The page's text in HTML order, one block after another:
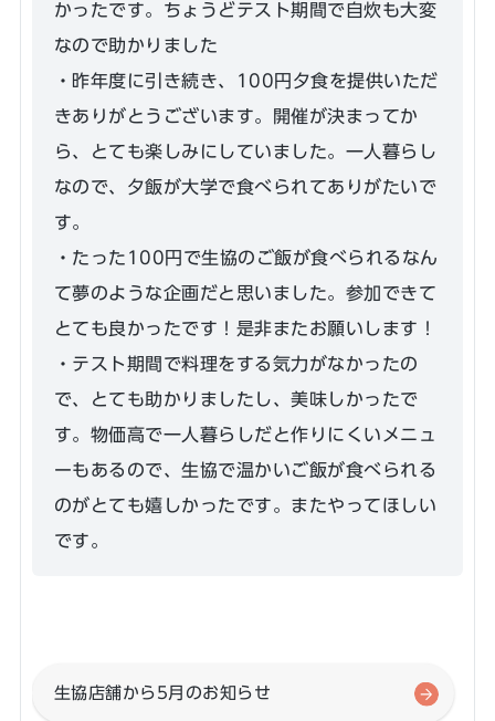
かったです。ちょうどテスト期間で自炊も大変
なので助かりました
・昨年度に引き続き、100円夕食を提供いただ
きありがとうございます。開催が決まってか
ら、とても楽しみにしていました。一人暮らし
なので、夕飯が大学で食べられてありがたいで
す。
・たった100円で生協のご飯が食べられるなん
て夢のような企画だと思いました。参加できて
とても良かったです！是非またお願いします！
・テスト期間で料理をする気力がなかったの
で、とても助かりましたし、美味しかったで
す。物価高で一人暮らしだと作りにくいメニュ
ーもあるので、生協で温かいご飯が食べられる
のがとても嬉しかったです。またやってほしい
です。
生協店舗から5月のお知らせ